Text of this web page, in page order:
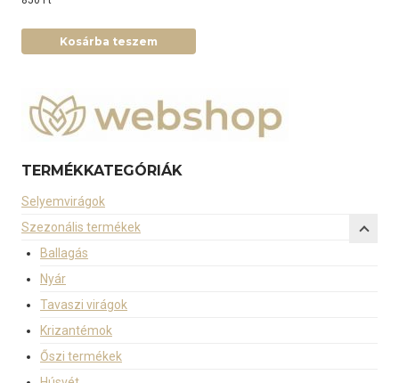
Kosárba teszem
TERMÉKKATEGÓRIÁK
Selyemvirágok
Szezonális termékek
Ballagás
Nyár
Tavaszi virágok
Krizantémok
Őszi termékek